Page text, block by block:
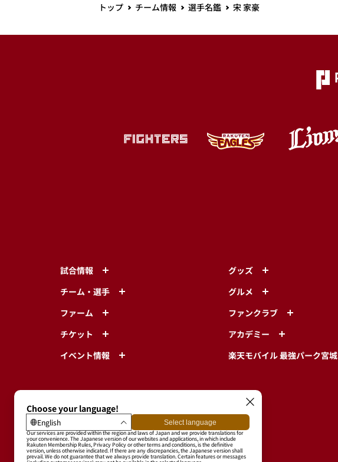
トップ チーム情報 選手名鑑 宋 家豪
試合情報
チーム・選手
ファーム
チケット
イベント情報
グッズ
グルメ
ファンクラブ
アカデミー
楽天モバイル 最強パーク宮城